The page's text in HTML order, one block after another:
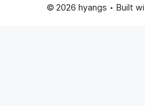
© 2026 hyangs • Built